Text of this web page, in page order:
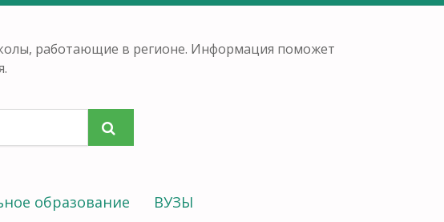
работающие в регионе. Информация поможет
образование ВУЗЫ